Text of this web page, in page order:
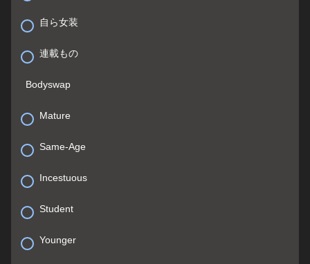
自ら女装
連載もの
Bodyswap
Mature
Same-Age
Incestuous
Student
Younger